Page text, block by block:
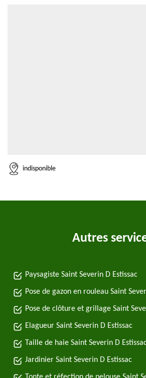
indisponible
Autres
Paysagiste Saint Severin D Estissac
Pose de gazon en rouleau Saint
Pose de clôture et grillage Saint
Elagueur Saint Severin D Estissac
Taille de haie Saint Severin D
Jardinier Saint Severin D Estissac